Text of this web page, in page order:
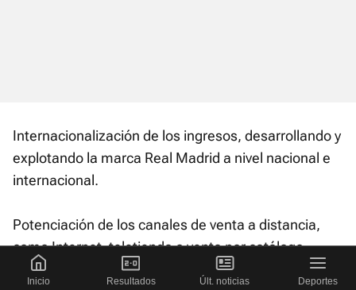
Internacionalización de los ingresos, desarrollando y
explotando la marca Real Madrid a nivel nacional e
internacional.
Potenciación de los canales de venta a distancia,
como Internet, teletienda o venta por catálogo.
Inicio Resultados Últ. noticias Deportes